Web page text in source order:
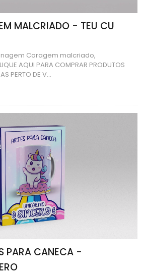
MALCRIADO - TEU CU
Coragem malcriado,
AQUI PARA COMPRAR PRODUTOS
PERTO DE V...
PARA CANECA -